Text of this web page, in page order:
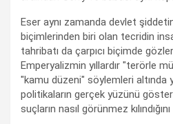
Eser aynı zamanda devlet
biçimlerinden biri olan tecridin
tahribatı da çarpıcı biçimde
Emperyalizmin yıllardır "terörle
"kamu düzeni" söylemleri altında
politikaların gerçek yüzünü
suçların nasıl görünmez